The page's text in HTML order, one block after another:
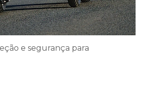
e segurança para